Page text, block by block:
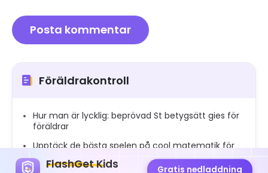
Föräldrakontroll
Hur man är lycklig: beprövad St betygsätt gies för
föräldrar
Upptäck de bästa spelen på cool matematik för
barn 2025
FlashGet Kids Gratis nedladdning